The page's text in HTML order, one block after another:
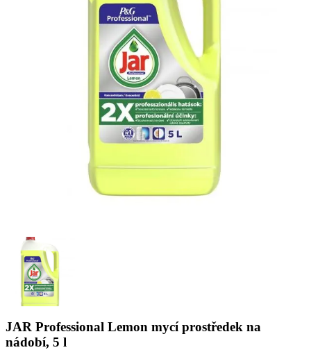
JAR Professional Lemon mycí prostředek na
nádobí, 5 l